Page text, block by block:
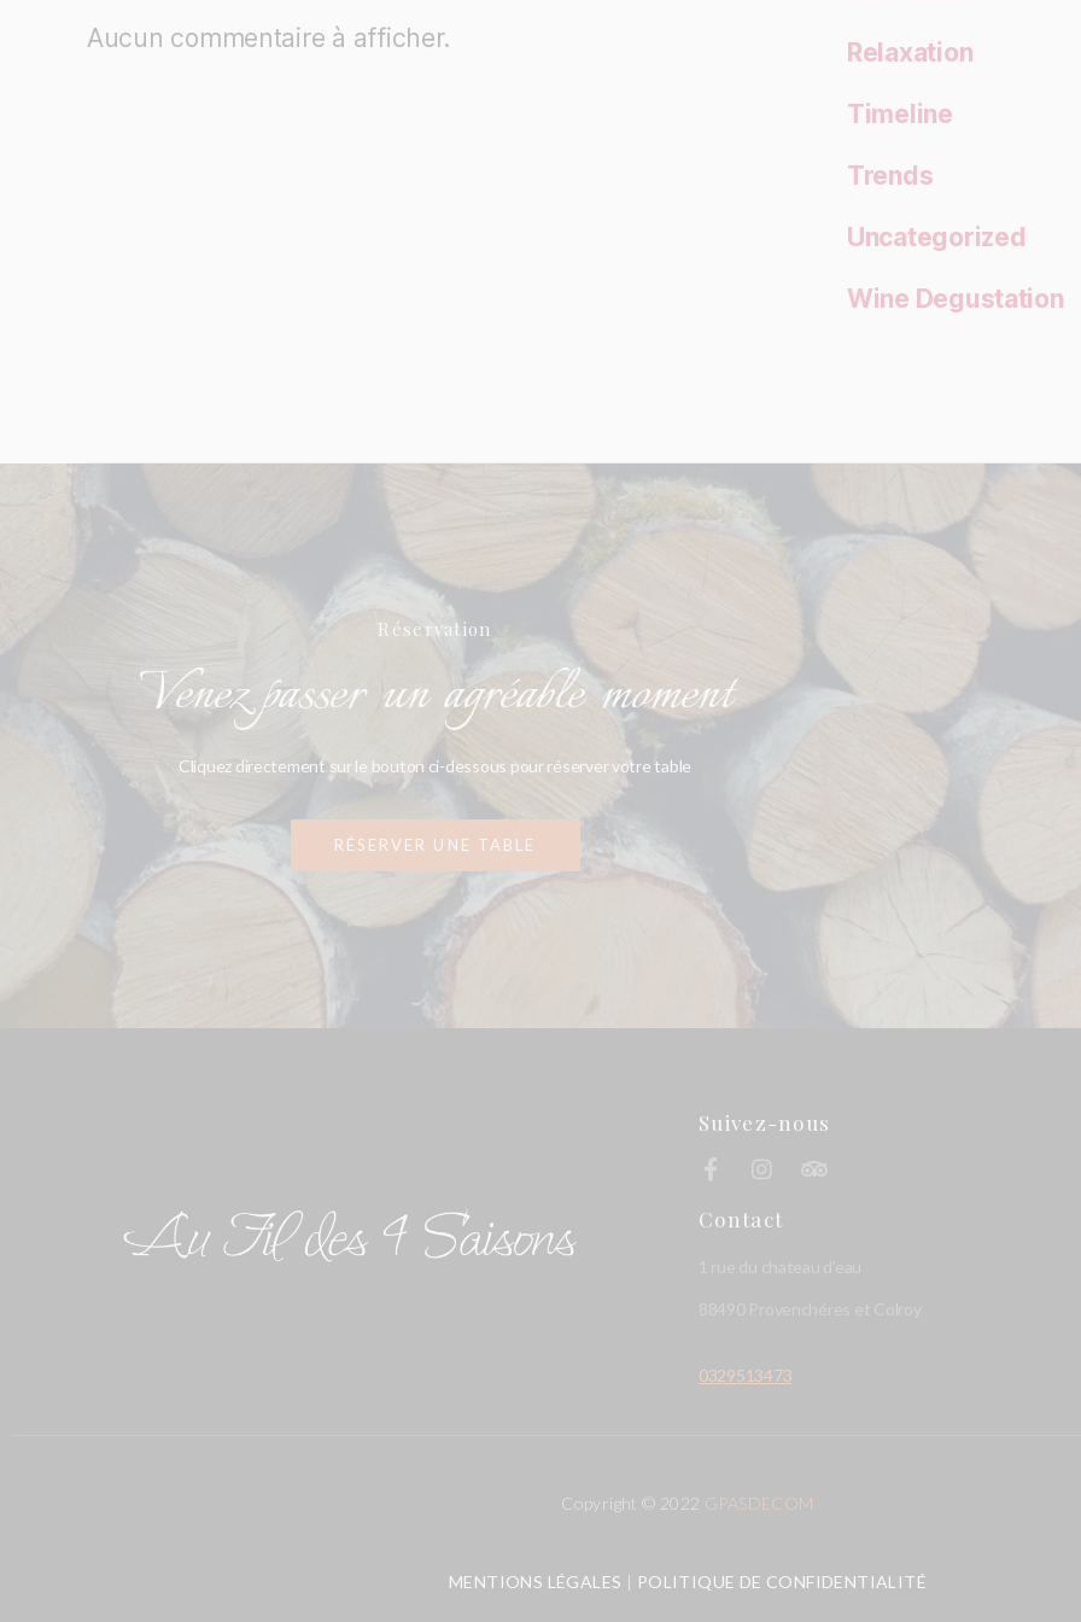
Aucun commentaire à afficher. Relaxation
Timeline
Trends
Uncategorized
Wine Degustation
Réservation
Venez passer un agréable moment
Cliquez directement sur le bouton ci-dessous pour réserver votre table
RÉSERVER UNE TABLE
Suivez-nous
Contact
0329513473
Copyright © 2022 GPASDECOM
MENTIONS LÉGALES | POLITIQUE DE CONFIDENTIALITÉ